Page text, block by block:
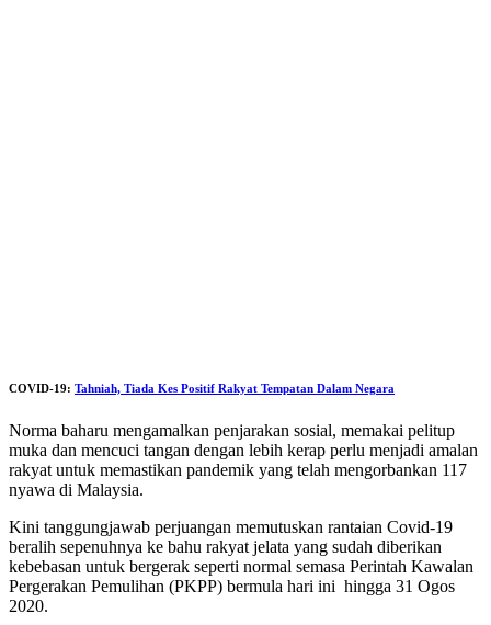
COVID-19: Tahniah, Tiada Kes Positif Rakyat Tempatan Dalam Negara
Norma baharu mengamalkan penjarakan sosial, memakai pelitup
muka dan mencuci tangan dengan lebih kerap perlu menjadi amalan
rakyat untuk memastikan pandemik yang telah mengorbankan 117
nyawa di Malaysia.
Kini tanggungjawab perjuangan memutuskan rantaian Covid-19
beralih sepenuhnya ke bahu rakyat jelata yang sudah diberikan
kebebasan untuk bergerak seperti normal semasa Perintah Kawalan
Pergerakan Pemulihan (PKPP) bermula hari ini hingga 31 Ogos
2020.